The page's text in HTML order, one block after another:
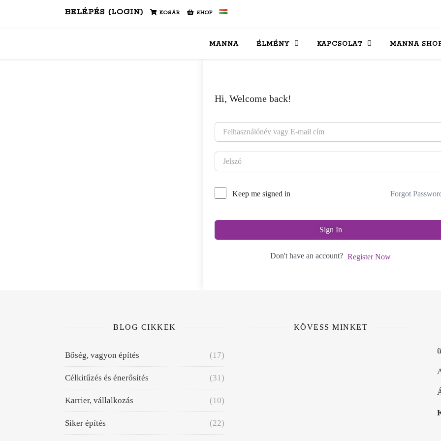
BELÉPÉS (LOGIN) KOSÁR SHOP
MANNA ÉLMÉNY KAPCSOLAT MANNA
Hi, Welcome back!
Keep me signed in Forgot
Sign In
Don't have an account? Register Now
BLOG CIKKEK
Bőség, vagyon építés (17)
Célkitűzés és énerősítés (31)
Karrier, vállalkozás (10)
Siker építés (22)
KÖVESS MINKET